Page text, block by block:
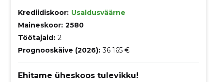
Krediidiskoor: Usaldusväärne
Maineskoor: 2580
Töötajaid: 2
Prognooskäive (2026): 36 165 €
Ehitame üheskoos tulevikku!